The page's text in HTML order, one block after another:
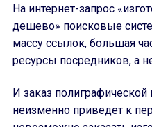
На интернет-запрос
дешево» поисковые
массу ссылок, большая
ресурсы посредников, а
И заказ
неизменно приведет к